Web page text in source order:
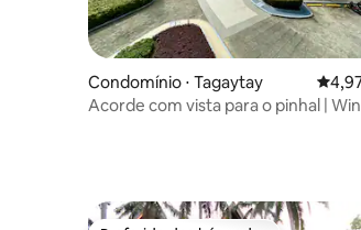
Condomínio ⋅ Tagaytay 4,97
Acorde com vista para o pinhal |